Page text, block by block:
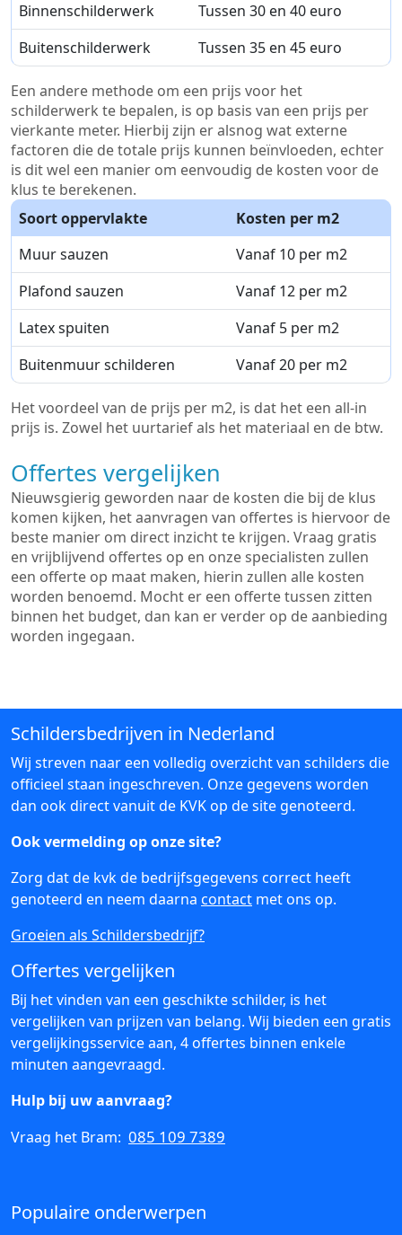
Binnenschilderwerk
Tussen 30 en 40 euro
Buitenschilderwerk
Tussen 35 en 45 euro
Een andere methode om een prijs voor het
schilderwerk te bepalen, is op basis van een prijs per
vierkante meter. Hierbij zijn er alsnog wat externe
factoren die de totale prijs kunnen beïnvloeden, echter
is dit wel een manier om eenvoudig de kosten voor de
klus te berekenen.
Soort oppervlakte
Kosten per m2
Muur sauzen
Vanaf 10 per m2
Plafond sauzen
Vanaf 12 per m2
Latex spuiten
Vanaf 5 per m2
Buitenmuur schilderen
Vanaf 20 per m2
Het voordeel van de prijs per m2, is dat het een all-in
prijs is. Zowel het uurtarief als het materiaal en de btw.
Offertes vergelijken
Nieuwsgierig geworden naar de kosten die bij de klus
komen kijken, het aanvragen van offertes is hiervoor de
beste manier om direct inzicht te krijgen. Vraag gratis
en vrijblijvend offertes op en onze specialisten zullen
een offerte op maat maken, hierin zullen alle kosten
worden benoemd. Mocht er een offerte tussen zitten
binnen het budget, dan kan er verder op de aanbieding
worden ingegaan.
Schildersbedrijven in Nederland
Wij streven naar een volledig overzicht van schilders die
officieel staan ingeschreven. Onze gegevens worden
dan ook direct vanuit de KVK op de site genoteerd.
Ook vermelding op onze site?
Zorg dat de kvk de bedrijfsgegevens correct heeft
genoteerd en neem daarna contact met ons op.
Groeien als Schildersbedrijf?
Offertes vergelijken
Bij het vinden van een geschikte schilder, is het
vergelijken van prijzen van belang. Wij bieden een gratis
vergelijkingsservice aan, 4 offertes binnen enkele
minuten aangevraagd.
Hulp bij uw aanvraag?
Vraag het Bram: 085 109 7389
Populaire onderwerpen